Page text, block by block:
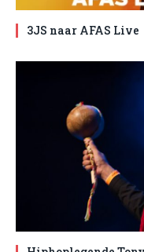
3JS naar AFAS Live